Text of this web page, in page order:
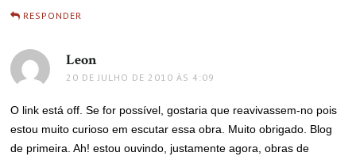
RESPONDER
Leon
20 DE JULHO DE 2010 ÀS 4:09
O link está off. Se for possível, gostaria que reavivassem-no pois
estou muito curioso em escutar essa obra. Muito obrigado. Blog
de primeira. Ah! estou ouvindo, justamente agora, obras de